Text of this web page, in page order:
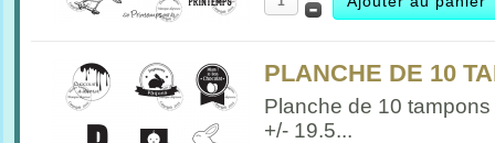
PLANCHE DE 10
Planche de 10 tampons
+/- 19.5...